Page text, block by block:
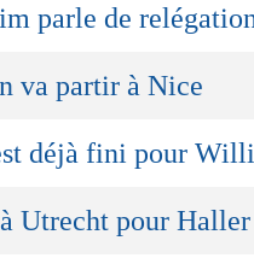
parle de
va partir à Nice
déjà fini pour
Utrecht pour